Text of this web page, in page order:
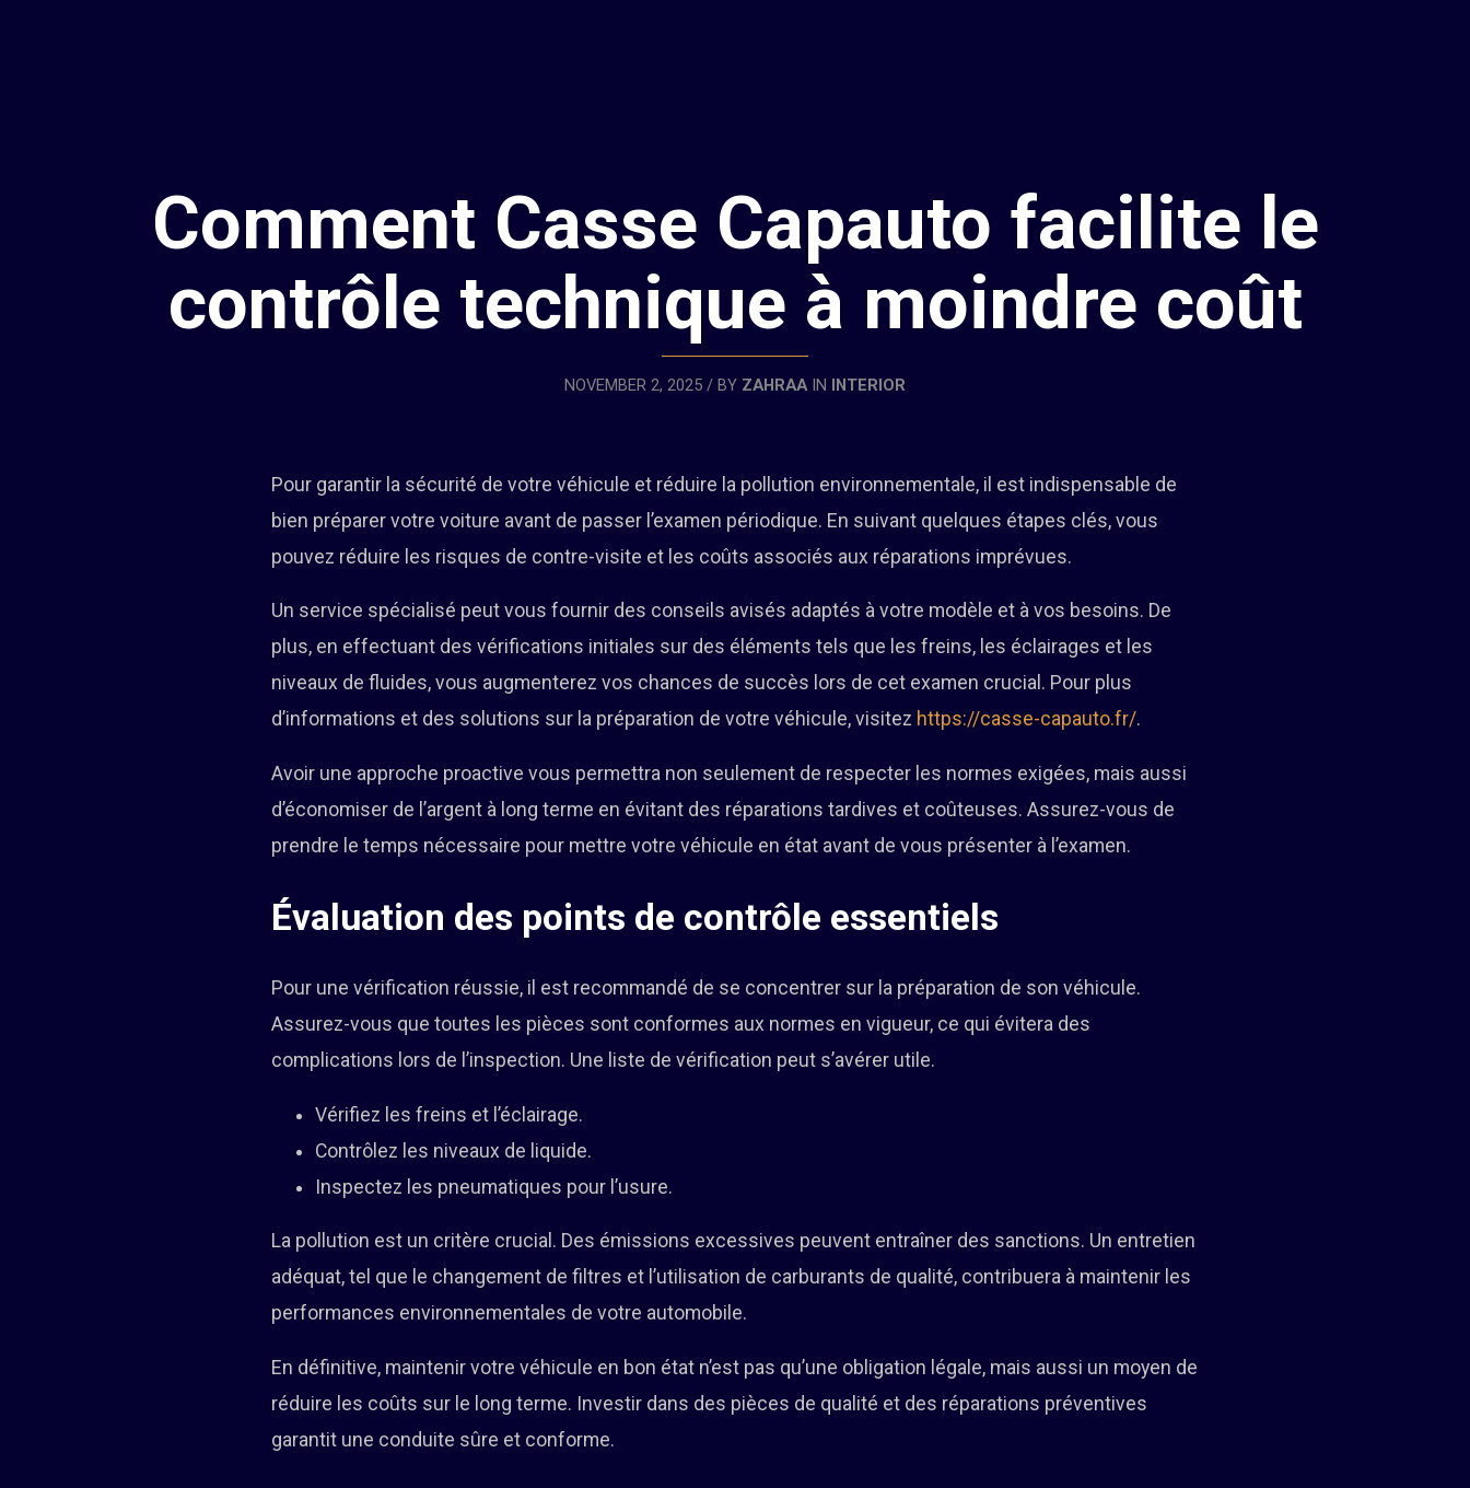
Comment Casse Capauto facilite le
contrôle technique à moindre coût
NOVEMBER 2, 2025 / BY ZAHRAAIN INTERIOR
Pour garantir la sécurité de votre véhicule et réduire la pollution environnementale, il est indispensable de
bien préparer votre voiture avant de passer l’examen périodique. En suivant quelques étapes clés, vous
pouvez réduire les risques de contre-visite et les coûts associés aux réparations imprévues.
Un service spécialisé peut vous fournir des conseils avisés adaptés à votre modèle et à vos besoins. De
plus, en effectuant des vérifications initiales sur des éléments tels que les freins, les éclairages et les
niveaux de fluides, vous augmenterez vos chances de succès lors de cet examen crucial. Pour plus
d’informations et des solutions sur la préparation de votre véhicule, visitez https://casse-capauto.fr/.
Avoir une approche proactive vous permettra non seulement de respecter les normes exigées, mais aussi
d’économiser de l’argent à long terme en évitant des réparations tardives et coûteuses. Assurez-vous de
prendre le temps nécessaire pour mettre votre véhicule en état avant de vous présenter à l’examen.
Évaluation des points de contrôle essentiels
Pour une vérification réussie, il est recommandé de se concentrer sur la préparation de son véhicule.
Assurez-vous que toutes les pièces sont conformes aux normes en vigueur, ce qui évitera des
complications lors de l’inspection. Une liste de vérification peut s’avérer utile.
Vérifiez les freins et l’éclairage.
Contrôlez les niveaux de liquide.
Inspectez les pneumatiques pour l’usure.
La pollution est un critère crucial. Des émissions excessives peuvent entraîner des sanctions. Un entretien
adéquat, tel que le changement de filtres et l’utilisation de carburants de qualité, contribuera à maintenir les
performances environnementales de votre automobile.
En définitive, maintenir votre véhicule en bon état n’est pas qu’une obligation légale, mais aussi un moyen de
réduire les coûts sur le long terme. Investir dans des pièces de qualité et des réparations préventives
garantit une conduite sûre et conforme.